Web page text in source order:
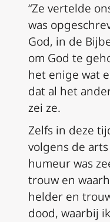
“Ze vertelde
was
God, in de
om God te
het enige wat
dat al het
zei ze.
Zelfs in deze
volgens de
humeur was
trouw en
helder en
dood, waarbij